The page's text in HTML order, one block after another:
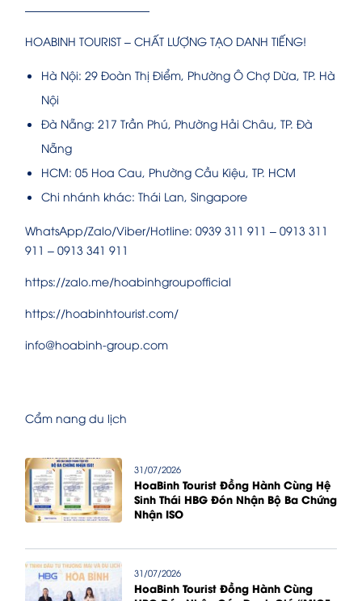
———————————
HOABINH TOURIST – CHẤT LƯỢNG TẠO DANH TIẾNG!
Hà Nội: 29 Đoàn Thị Điểm, Phường Ô Chợ Dừa, TP. Hà
Nội
Đà Nẵng: 217 Trần Phú, Phường Hải Châu, TP. Đà
Nẵng
HCM: 05 Hoa Cau, Phường Cầu Kiệu, TP. HCM
Chi nhánh khác: Thái Lan, Singapore
WhatsApp/Zalo/Viber/Hotline: 0939 311 911 – 0913 311
911 – 0913 341 911
https://zalo.me/hoabinhgroupofficial
https://hoabinhtourist.com/
info@hoabinh-group.com
Cẩm nang du lịch
31/07/2026
HoaBinh Tourist Đồng Hành Cùng Hệ
Sinh Thái HBG Đón Nhận Bộ Ba Chứng
Nhận ISO
31/07/2026
HoaBinh Tourist Đồng Hành Cùng